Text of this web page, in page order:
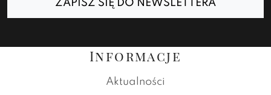
ZAPISZ SIĘ DO NEWSLETTERA
Informacje
Aktualności